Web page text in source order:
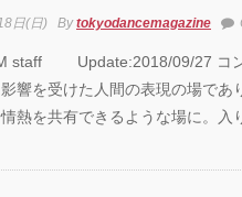
日(日) Bytokyodancemagazine
staff Update:2018/09/27 コン
響を受けた人間の表現の場であ
熱を共有できるような場に。入